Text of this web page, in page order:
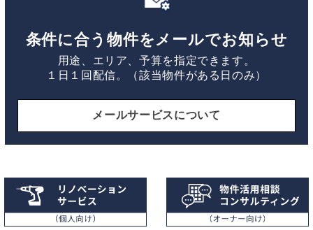
条件に合う物件をメールでお知らせ
用途、エリア、予算を指定できます。
１日１回配信。（該当物件がある日のみ）
メールサービスについて